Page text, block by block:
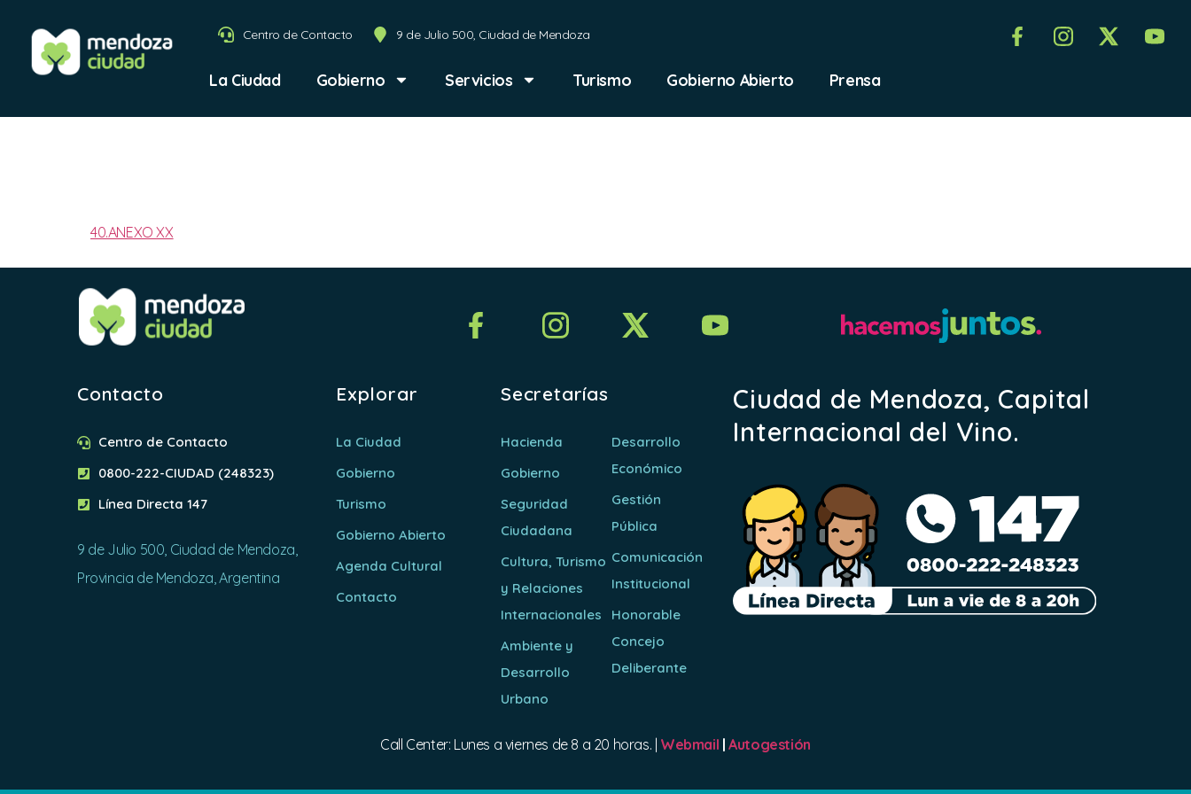
Centro de Contacto 9 de Julio 500, Ciudad de Mendoza
La Ciudad Gobierno Servicios Turismo Gobierno Abierto Prensa
40.ANEXO XX
Contacto
Centro de Contacto
0800-222-CIUDAD (248323)
Línea Directa 147
9 de Julio 500, Ciudad de Mendoza,
Provincia de Mendoza, Argentina
Explorar
La Ciudad
Gobierno
Turismo
Gobierno Abierto
Agenda Cultural
Contacto
Secretarías
Hacienda
Gobierno
Seguridad
Ciudadana
Cultura, Turismo
y Relaciones
Internacionales
Ambiente y
Desarrollo
Urbano
Desarrollo
Económico
Gestión
Pública
Comunicación
Institucional
Honorable
Concejo
Deliberante
Ciudad de Mendoza, Capital
Internacional del Vino.
Call Center: Lunes a viernes de 8 a 20 horas. | Webmail |Autogestión